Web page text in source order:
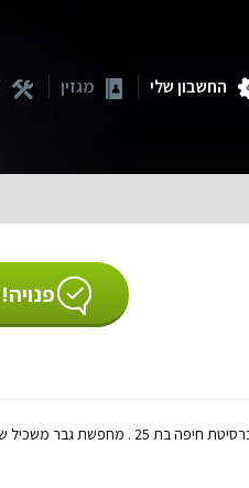
החשבון שלי מגזין
סטודנטית לחינוך מאוניברסיטת חיפה בת 25